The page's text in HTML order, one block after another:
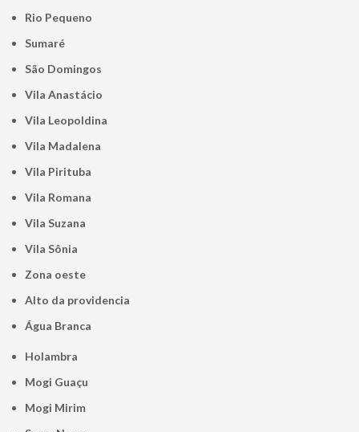
Rio Pequeno
Sumaré
São Domingos
Vila Anastácio
Vila Leopoldina
Vila Madalena
Vila Pirituba
Vila Romana
Vila Suzana
Vila Sônia
Zona oeste
alto da providencia
Água Branca
Holambra
Mogi Guaçu
Mogi Mirim